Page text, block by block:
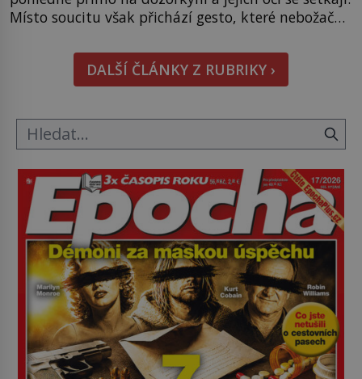
Místo soucitu však přichází gesto, které nebožačku
Rudolf Höss (1901–1947), Josef Mengele (1911–
1979) či Heinrich Himmler (1900–1945) zná každý,
o koho se historie jen otřela. Jenže […]
DALŠÍ ČLÁNKY Z RUBRIKY ›